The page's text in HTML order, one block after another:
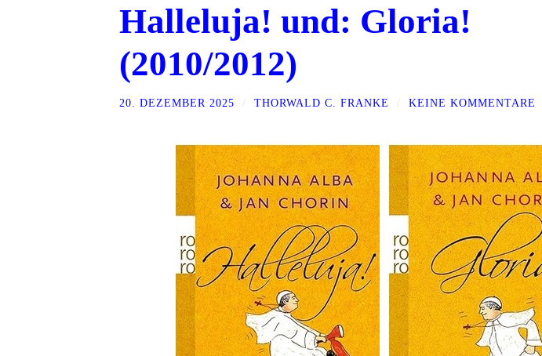
Halleluja! und: Gloria!
(2010/2012)
20. DEZEMBER 2025 THORWALD C. FRANKE KEINE KOMMENTARE